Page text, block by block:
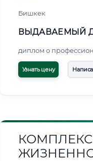
Бишкек
ВЫДАВАЕМЫЙ
диплом о
Узнать цену